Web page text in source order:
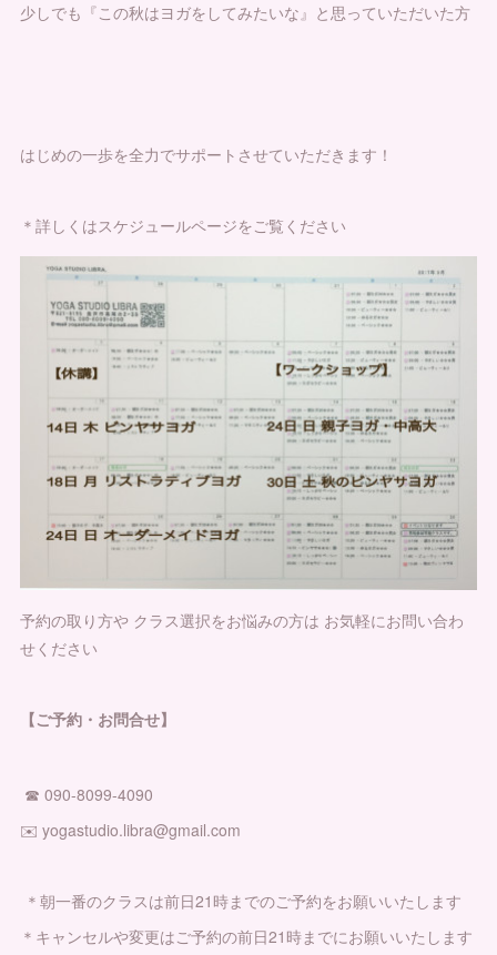
少しでも『この秋はヨガをしてみたいな』と思っていただいた方
はじめの一歩を全力でサポートさせていただきます！
＊詳しくはスケジュールページをご覧ください
予約の取り方や クラス選択をお悩みの方は お気軽にお問い合わ
せください
【ご予約・お問合せ】
☎︎ 090-8099-4090
✉️ yogastudio.libra@gmail.com
＊朝一番のクラスは前日21時までのご予約をお願いいたします
＊キャンセルや変更はご予約の前日21時までにお願いいたします